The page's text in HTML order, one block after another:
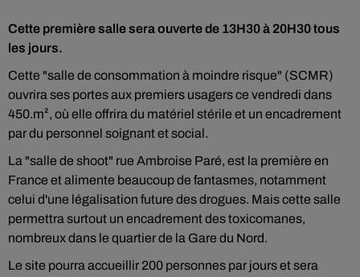
Cette première salle sera ouverte de 13H30 à 20H30 tous
les jours.
Cette "salle de consommation à moindre risque" (SCMR)
ouvrira ses portes aux premiers usagers ce vendredi dans
450.m², où elle offrira du matériel stérile et un encadrement
par du personnel soignant et social.
La "salle de shoot" rue Ambroise Paré, est la première en
France et alimente beaucoup de fantasmes, notamment
celui d'une légalisation future des drogues. Mais cette salle
permettra surtout un encadrement des toxicomanes,
nombreux dans le quartier de la Gare du Nord.
Le site pourra accueillir 200 personnes par jours et sera